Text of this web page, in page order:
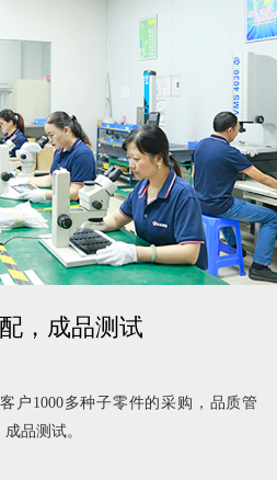
，成品测试
户1000多种子零件的采购，品质管
品测试。